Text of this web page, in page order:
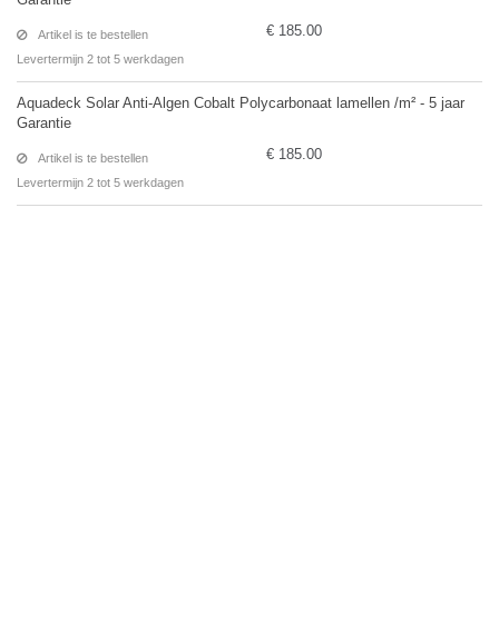
Artikel is te bestellen
Levertermijn 2 tot 5 werkdagen
€ 185.00
Aquadeck Solar Anti-Algen Cobalt Polycarbonaat lamellen /m² - 5 jaar
Garantie
Artikel is te bestellen
Levertermijn 2 tot 5 werkdagen
€ 185.00